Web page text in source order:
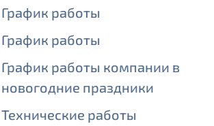
График работы
График работы
График работы компании в
новогодние праздники
Технические работы
обработки персональных